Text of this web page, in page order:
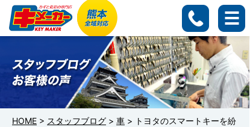
HOME > スタッフブログ > 車 > トヨタのスマートキーを紛